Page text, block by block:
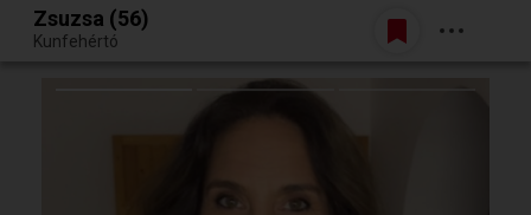
Egy jó randiból bármi lehet.
Belépés
Zsuzsa (56)
Kunfehértó